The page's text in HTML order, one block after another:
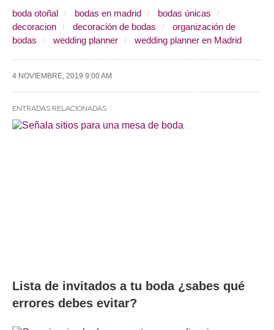
boda otoñal bodas en madrid
bodas únicas
decoracion
decoración de bodas
organización de
bodas
wedding planner wedding planner en Madrid
4 NOVIEMBRE, 2019 9:00 AM
ENTRADAS RELACIONADAS
Lista de invitados a tu boda ¿sabes qué
errores debes evitar?